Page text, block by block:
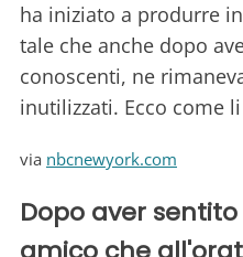
ha iniziato a produrre
tale che anche dopo
conoscenti, ne
inutilizzati. Ecco come
via nbcnewyork.com
Dopo aver